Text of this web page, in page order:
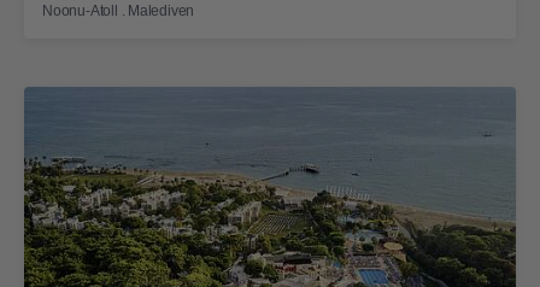
Noonu-Atoll . Malediven